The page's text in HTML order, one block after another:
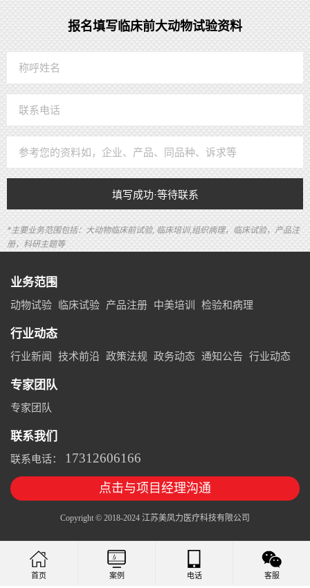
报名填写临床前大动物试验资料
填写成功·等待联系
*主要业务范围包括：大动物临床前试验, 临床培训,组织病理，临床试验，产品注
册，科研主题等
业务范围
动物试验 临床试验 产品注册 中美培训 检验和病理
行业动态
行业新闻 技术前沿 政策法规 政务动态 通知公告 行业动态
专家团队
专家团队
联系我们
联系电话： 17312606166
点击与项目经理沟通
Copyright © 2018-2024 江苏美凤力医疗科技有限公司
首页 案例 电话 客服